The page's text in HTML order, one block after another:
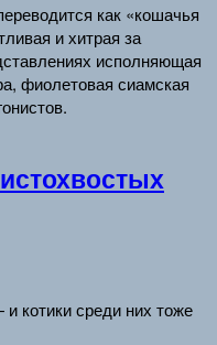
как «кошачья
и хитрая за
исполняющая
фиолетовая сиамская
котики среди них тоже